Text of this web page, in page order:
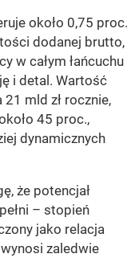
około 0,75 proc.
dodanej brutto,
w całym łańcuchu
i detal. Wartość
mld zł rocznie,
45 proc.,
dynamicznych
że potencjał
– stopień
jako relacja
zaledwie